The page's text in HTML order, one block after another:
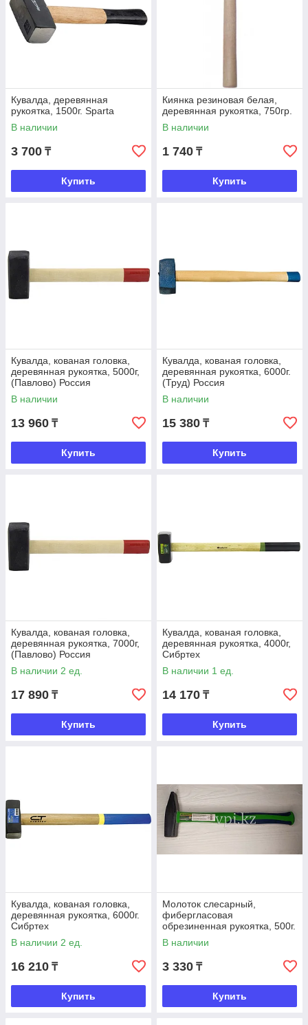
Кувалда, деревянная
рукоятка, 1500г. Sparta
В наличии
3 700 ₸
Купить
Киянка резиновая белая,
деревянная рукоятка, 750гр.
В наличии
1 740 ₸
Купить
Кувалда, кованая головка,
деревянная рукоятка, 5000г,
(Павлово) Россия
В наличии
13 960 ₸
Купить
Кувалда, кованая головка,
деревянная рукоятка, 6000г.
(Труд) Россия
В наличии
15 380 ₸
Купить
Кувалда, кованая головка,
деревянная рукоятка, 7000г,
(Павлово) Россия
В наличии 2 ед.
17 890 ₸
Купить
Кувалда, кованая головка,
деревянная рукоятка, 4000г,
Сибртех
В наличии 1 ед.
14 170 ₸
Купить
Кувалда, кованая головка,
деревянная рукоятка, 6000г.
Сибртех
В наличии 2 ед.
16 210 ₸
Купить
Молоток слесарный,
фибергласовая
обрезиненная рукоятка, 500г.
Сибртех
В наличии
3 330 ₸
Купить